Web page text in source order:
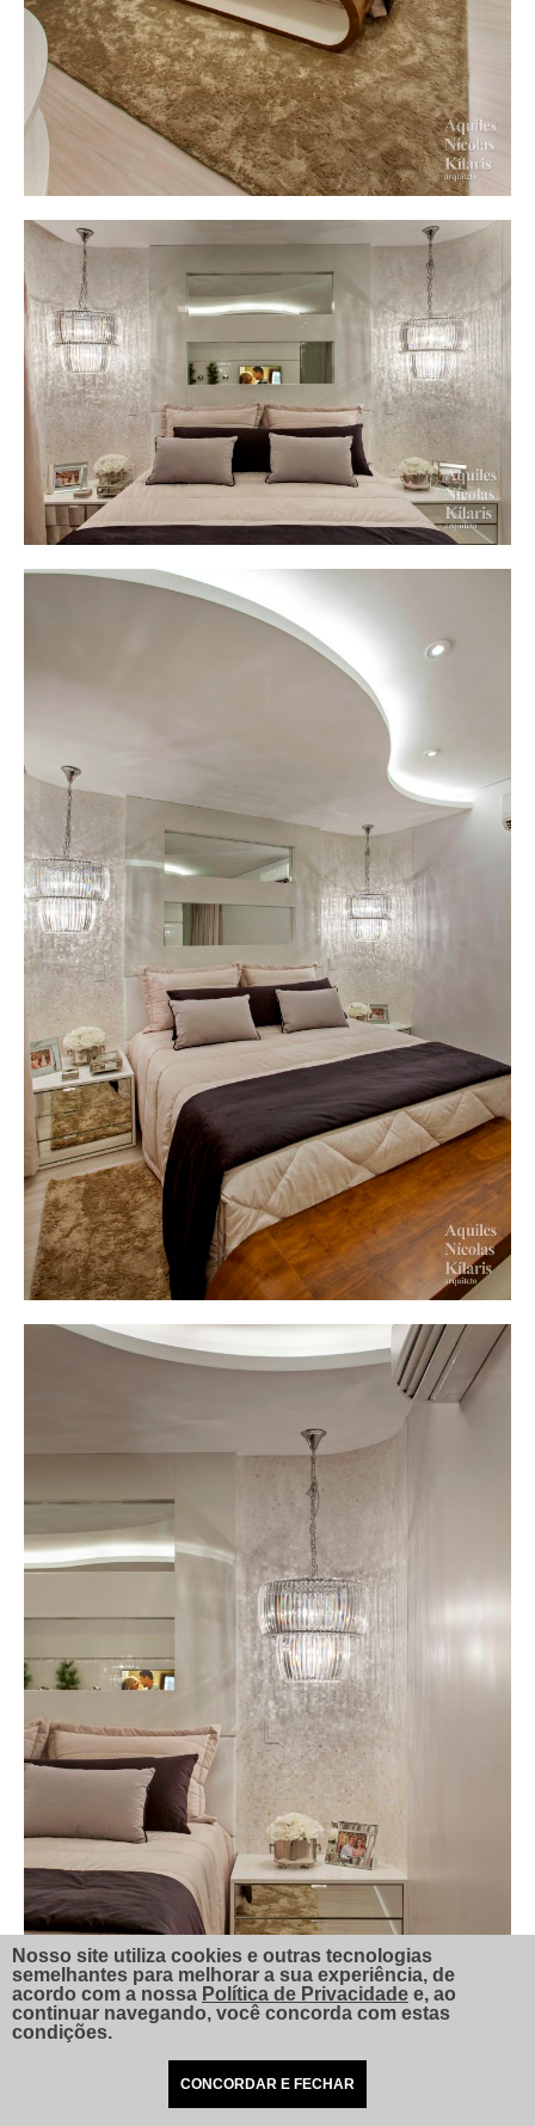
Nosso site utiliza cookies e outras tecnologias
semelhantes para melhorar a sua experiência, de
acordo com a nossa Política de Privacidade e, ao
continuar navegando, você concorda com estas
condições.
CONCORDAR E FECHAR